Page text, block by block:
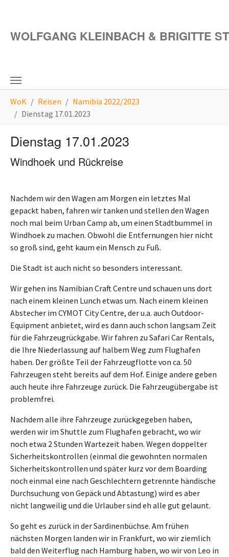
WOLFGANG KLEINBACH & BRIGITTE
WoK Reisen
Namibia 2022/2023
Dienstag 17.01.2023
Dienstag 17.01.2023
Windhoek und Rückreise
Nachdem wir den Wagen am Morgen ein letztes Mal
gepackt haben, fahren wir tanken und stellen den Wagen
noch mal beim Urban Camp ab, um einen Stadtbummel in
Windhoek zu machen. Obwohl die Entfernungen hier nicht
so groß sind, geht kaum ein Mensch zu Fuß.
Die Stadt ist auch nicht so besonders interessant.
Wir gehen ins Namibian Craft Centre und schauen uns dort
nach einem kleinen Lunch etwas um. Nach einem kleinen
Abstecher im CYMOT City Centre, der u.a. auch Outdoor-
Equipment anbietet, wird es dann auch schon langsam Zeit
für die Fahrzeugrückgabe. Wir fahren zu Safari Car Rentals,
die Ihre Niederlassung auf halbem Weg zum Flughafen
haben. Der größte Teil der Fahrzeugflotte von ca. 50
Fahrzeugen steht bereits auf dem Hof. Einige andere geben
auch heute ihre Fahrzeuge zurück. Die Fahrzeugübergabe ist
problemfrei.
Nachdem alle ihre Fahrzeuge zurückgegeben haben,
werden wir im Shuttle zum Flughafen gebracht, wo wir
noch etwa 2 Stunden Wartezeit haben. Wegen doppelter
Sicherheitskontrollen (einmal die gewohnten normalen
Sicherheitskontrollen und später kurz vor dem Boarding
noch einmal eine nach Geschlechtern getrennte händische
Durchsuchung von Gepäck und Abtastung) wird es aber
nicht langweilig und die Urlauber sind eh alle gut gelaunt.
So geht es zurück in der Sardinenbüchse. Am frühen
nächsten Morgen landen wir in Frankfurt, wo wir ziemlich
bald den Weiterflug nach Hamburg haben, wo wir von Leo in